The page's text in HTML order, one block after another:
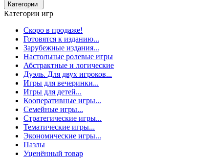
Категории
Категории игр
Скоро в продаже!
Готовятся к изданию...
Зарубежные издания...
Настольные ролевые игры
Абстрактные и логические
Дуэль. Для двух игроков...
Игры для вечеринки...
Игры для детей...
Кооперативные игры...
Семейные игры...
Стратегические игры...
Тематические игры...
Экономические игры...
Пазлы
Уценённый товар